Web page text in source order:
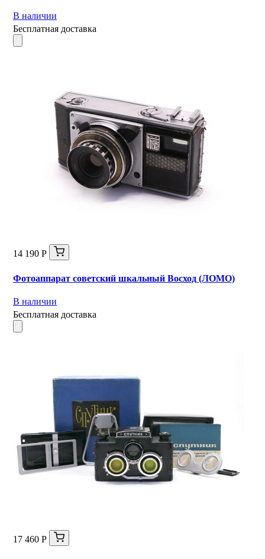
В наличии
Бесплатная доставка
14 190 Р
Фотоаппарат советский шкальный Восход (ЛОМО)
В наличии
Бесплатная доставка
17 460 Р